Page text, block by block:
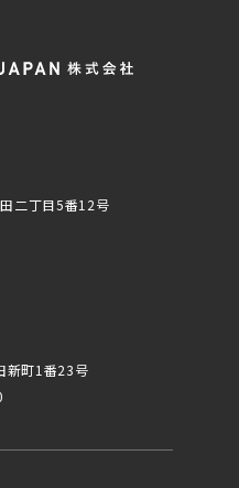
二丁目5番12号
新町1番23号